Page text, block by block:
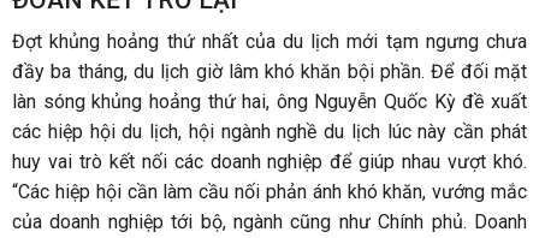
Đợt khủng hoảng thứ nhất của du lịch mới tạm ngưng chưa
đầy ba tháng, du lịch giờ lâm khó khăn bội phần. Để đối mặt
làn sóng khủng hoảng thứ hai, ông Nguyễn Quốc Kỳ đề xuất
các hiệp hội du lịch, hội ngành nghề du lịch lúc này cần phát
huy vai trò kết nối các doanh nghiệp để giúp nhau vượt khó.
“Các hiệp hội cần làm cầu nối phản ánh khó khăn, vướng mắc
của doanh nghiệp tới bộ, ngành cũng như Chính phủ. Doanh